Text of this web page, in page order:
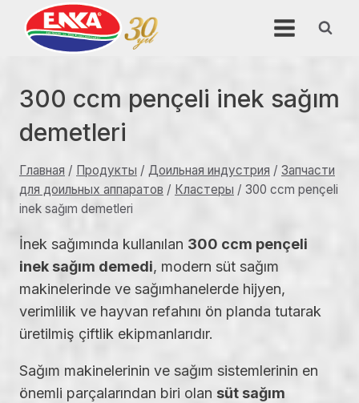
Перейти
содержимому
300 ccm pençeli inek sağım
demetleri
Главная / Продукты / Доильная индустрия / Запчасти
для доильных аппаратов / Кластеры / 300 ccm pençeli
inek sağım demetleri
İnek sağımında kullanılan 300 ccm pençeli
inek sağım demedi, modern süt sağım
makinelerinde ve sağımhanelerde hijyen,
verimlilik ve hayvan refahını ön planda tutarak
üretilmiş çiftlik ekipmanlarıdır.
Sağım makinelerinin ve sağım sistemlerinin en
önemli parçalarından biri olan süt sağım